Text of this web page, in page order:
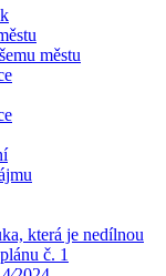
městu
která je nedílnou
č. 1